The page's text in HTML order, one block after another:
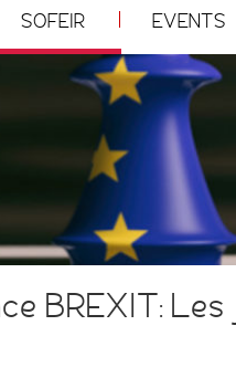
SOFEIR EVENTS
BREXIT: